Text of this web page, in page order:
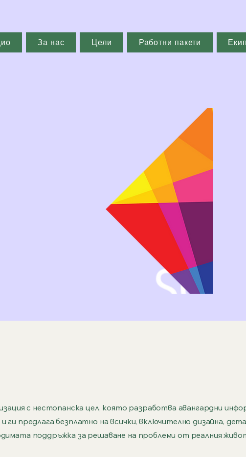
За нас Цели Работни пакети Екип
с нестопанска цел, която разработва авангардни
ги предлага безплатно на всички, включително дизайна,
поддръжка за решаване на проблеми от реалния